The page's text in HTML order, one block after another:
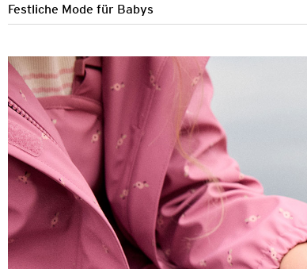
Festliche Mode für Babys